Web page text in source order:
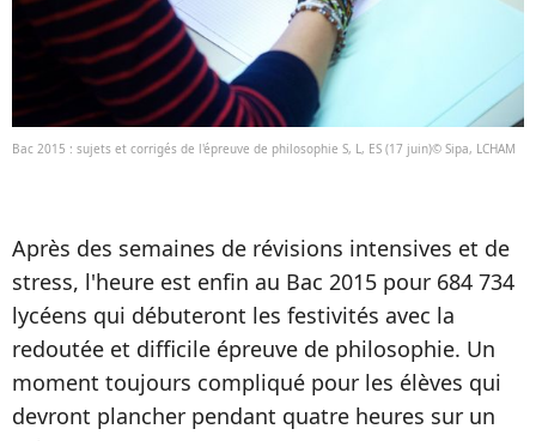
Bac 2015 : sujets et corrigés de l'épreuve de philosophie S, L, ES (17 juin)© Sipa, LCHAM
Après des semaines de révisions intensives et de
stress, l'heure est enfin au Bac 2015 pour 684 734
lycéens qui débuteront les festivités avec la
redoutée et difficile épreuve de philosophie. Un
moment toujours compliqué pour les élèves qui
devront plancher pendant quatre heures sur un